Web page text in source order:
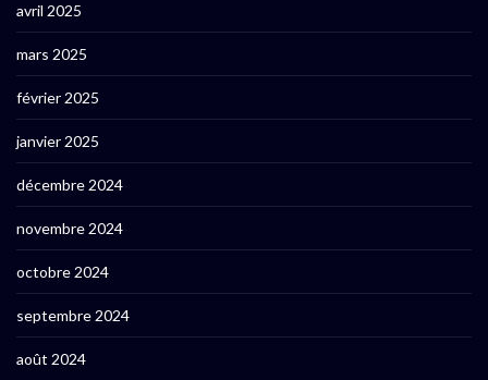
avril 2025
mars 2025
février 2025
janvier 2025
décembre 2024
novembre 2024
octobre 2024
septembre 2024
août 2024